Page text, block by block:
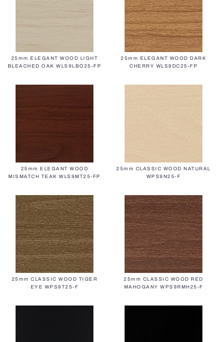
25mm ELEGANT WOOD LIGHT
BLEACHED OAK WLS9LBO25-FP
25mm ELEGANT WOOD DARK
CHERRY WLS9DC25-FP
25mm ELEGANT WOOD
MISMATCH TEAK WLS9MT25-FP
25mm CLASSIC WOOD NATURAL
WPS9N25-F
25mm CLASSIC WOOD TIGER
EYE WPS9T25-F
25mm CLASSIC WOOD RED
MAHOGANY WPS9RMH25-F